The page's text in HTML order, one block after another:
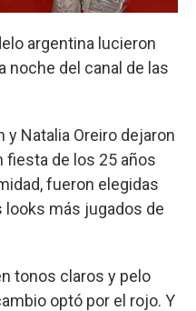
argentina lucieron
noche del canal de las
y Natalia Oreiro dejaron
fiesta de los 25 años
fueron elegidas
looks más jugados de
tonos claros y pelo
optó por el rojo. Y